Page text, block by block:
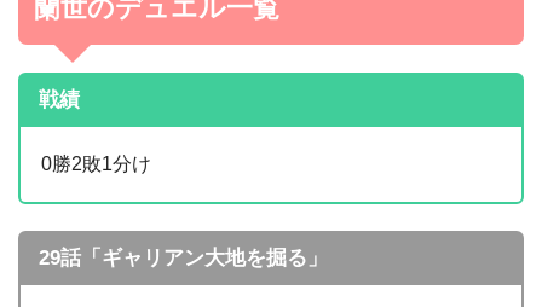
蘭世のデュエル一覧
戦績
0勝2敗1分け
29話「ギャリアン大地を掘る」